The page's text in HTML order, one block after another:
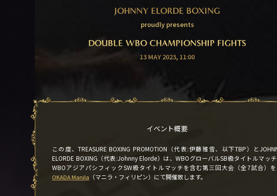
JOHNNY ELORDE BOXING
proudly presents
DOUBLE WBO CHAMPIONSHIP FIGHTS
13 MAY 2023, 11:00
イベント概要
この度、TREASURE BOXING PROMOTION（代表:伊藤雅雪、以下TBP）と
ELORDE BOXING（代表:Johnny Elorde）は、WBOグローバルSB級タイトルマッ
WBOアジアパシフィックSW級タイトルマッチを含む第三回大会（全7試合）
OKADA Manila （マニラ・フィリピン）にて開催致します。